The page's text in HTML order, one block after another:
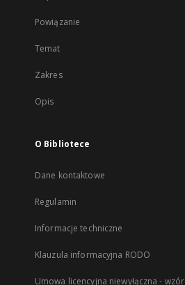
Powiązanie
Temat
Zakres
Opis
O Bibliotece
Dane kontaktowe
Regulamin
Informacje techniczne
Klauzula informacyjna RODO
Umowa licencyjna niewyłączna - wzór